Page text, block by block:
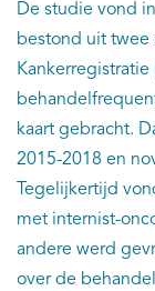
De studie vond
bestond uit twee
Kankerregistratie
kaart gebracht.
2015-2018 en
Tegelijkertijd
met internist-
andere werd
over de